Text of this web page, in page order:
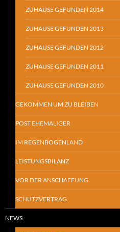
ZUHAUSE GEFUNDEN 2014
ZUHAUSE GEFUNDEN 2013
ZUHAUSE GEFUNDEN 2012
ZUHAUSE GEFUNDEN 2011
ZUHAUSE GEFUNDEN 2010
GEKOMMEN UM ZU BLEIBEN
POST EHEMALIGER
IM REGENBOGENLAND
LEISTUNGSBILANZ
VOR DER ANSCHAFFUNG
SCHUTZVERTRAG
NEWS